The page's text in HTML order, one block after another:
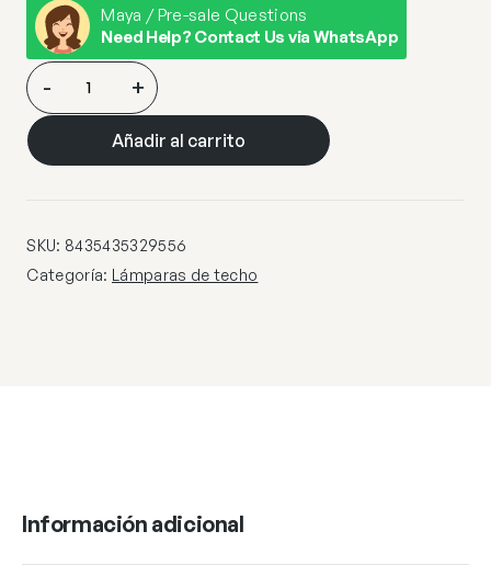
Maya / Pre-sale Questions
Need Help? Contact Us via WhatsApp
LAMPARA
LED
·OCELLIS·22Ø
ORO
- +
Añadir al carrito
SKU: 8435435329556
Categoría: Lámparas de techo
Información adicional